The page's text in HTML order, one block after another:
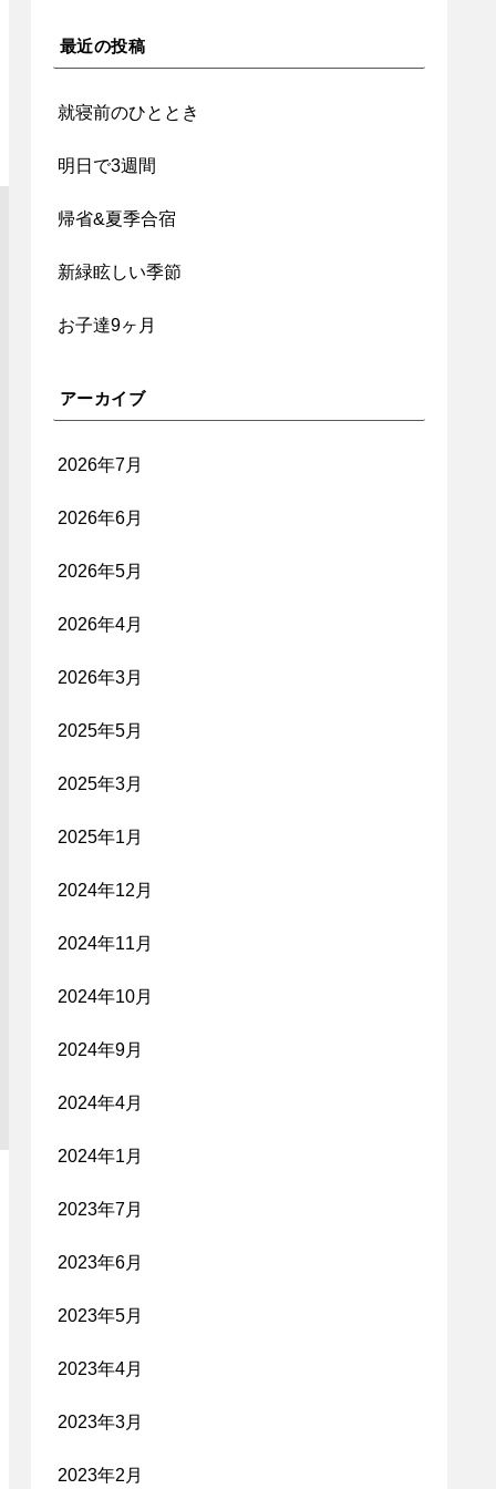
最近の投稿
就寝前のひととき
明日で3週間
帰省&夏季合宿
新緑眩しい季節
お子達9ヶ月
アーカイブ
2026年7月
2026年6月
2026年5月
2026年4月
2026年3月
2025年5月
2025年3月
2025年1月
2024年12月
2024年11月
2024年10月
2024年9月
2024年4月
2024年1月
2023年7月
2023年6月
2023年5月
2023年4月
2023年3月
2023年2月